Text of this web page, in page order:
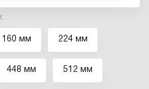
160 мм 224 мм
448 мм 512 мм